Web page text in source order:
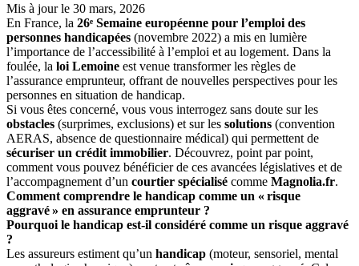
Mis à jour le 30 mars, 2026
En France, la 26ᵉ Semaine européenne pour l’emploi des
personnes handicapées (novembre 2022) a mis en lumière
l’importance de l’accessibilité à l’emploi et au logement. Dans la
foulée, la loi Lemoine est venue transformer les règles de
l’assurance emprunteur, offrant de nouvelles perspectives pour les
personnes en situation de handicap.
Si vous êtes concerné, vous vous interrogez sans doute sur les
obstacles (surprimes, exclusions) et sur les solutions (convention
AERAS, absence de questionnaire médical) qui permettent de
sécuriser un crédit immobilier. Découvrez, point par point,
comment vous pouvez bénéficier de ces avancées législatives et de
l’accompagnement d’un courtier spécialisé comme Magnolia.fr.
Comment comprendre le handicap comme un « risque
aggravé » en assurance emprunteur ?
Pourquoi le handicap est-il considéré comme un risque aggravé
?
Les assureurs estiment qu’un handicap (moteur, sensoriel, mental